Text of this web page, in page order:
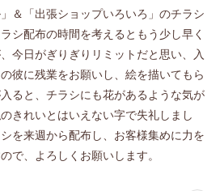
＆「出張ショップいろいろ」のチラシ
シ配布の時間を考えるともう少し早く
今日がぎりぎりリミットだと思い、入
彼に残業をお願いし、絵を描いてもら
ると、チラシにも花があるような気が
きれいとはいえない字で失礼しまし
を来週から配布し、お客様集めに力を
で、よろしくお願いします。